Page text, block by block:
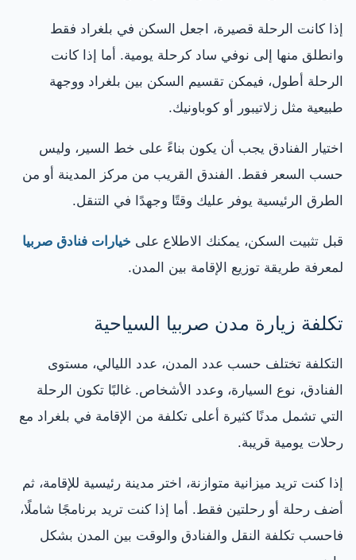
إذا كانت الرحلة قصيرة، اجعل السكن في بلغراد فقط
وانطلق منها إلى نوفي ساد كرحلة يومية. أما إذا كانت
الرحلة أطول، فيمكن تقسيم السكن بين بلغراد ووجهة
طبيعية مثل زلاتيبور أو كوباونيك.
اختيار الفنادق يجب أن يكون بناءً على خط السير، وليس
حسب السعر فقط. الفندق القريب من مركز المدينة أو من
الطرق الرئيسية يوفر عليك وقتًا وجهدًا في التنقل.
قبل تثبيت السكن، يمكنك الاطلاع على خيارات فنادق صربيا
لمعرفة طريقة توزيع الإقامة بين المدن.
تكلفة زيارة مدن صربيا السياحية
التكلفة تختلف حسب عدد المدن، عدد الليالي، مستوى
الفنادق، نوع السيارة، وعدد الأشخاص. غالبًا تكون الرحلة
التي تشمل مدنًا كثيرة أعلى تكلفة من الإقامة في بلغراد مع
رحلات يومية قريبة.
إذا كنت تريد ميزانية متوازنة، اختر مدينة رئيسية للإقامة، ثم
أضف رحلة أو رحلتين فقط. أما إذا كنت تريد برنامجًا شاملًا،
فاحسب تكلفة النقل والفنادق والوقت بين المدن بشكل